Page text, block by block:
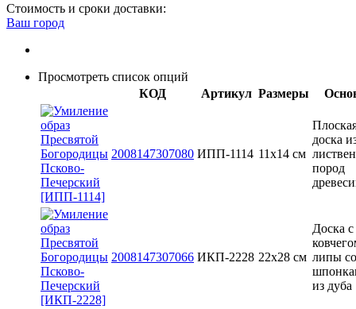
Стоимость и сроки доставки:
Ваш город
Просмотреть список опций
КОД
Артикул Размеры
2008147307080 ИПП-1114 11х14 см
доска
пород
2008147307066 ИКП-2228 22х28 см
Доска с
липы со
из дуба